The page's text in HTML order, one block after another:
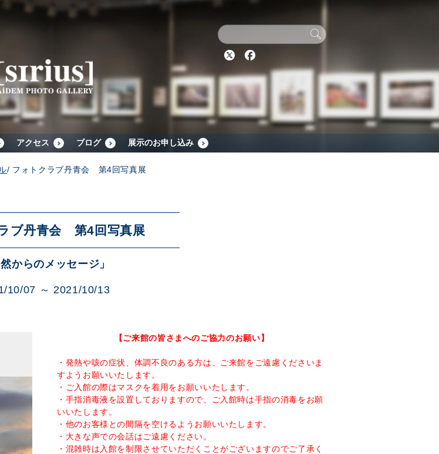
Twitter
アクセス ブログ 展示のお申し込み
/ フォトクラブ丹青会 第4回写真展
ブ丹青会 第4回写真展
然からのメッセージ」
10/07 ～ 2021/10/13
【ご来館の皆さまへのご協力のお願い】
・発熱や咳の症状、体調不良のある方は、ご来館をご遠慮くださいま
すようお願いいたします。
・ご入館の際はマスクを着用をお願いいたします。
・手指消毒液を設置しておりますので、ご入館時は手指の消毒をお願
いいたします。
・他のお客様との間隔を空けるようお願いいたします。
・大きな声での会話はご遠慮ください。
・混雑時は入館を制限させていただくことがございますのでご了承く